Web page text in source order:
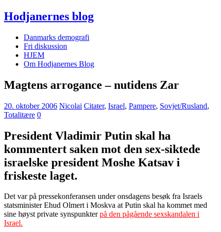
Hodjanernes blog
Danmarks demografi
Fri diskussion
HJEM
Om Hodjanernes Blog
Magtens arrogance – nutidens Zar
20. oktober 2006 Nicolai Citater, Israel, Pampere, Sovjet/Rusland,
Totalitære 0
President Vladimir Putin skal ha
kommentert saken mot den sex-siktede
israelske president Moshe Katsav i
friskeste laget.
Det var på pressekonferansen under onsdagens besøk fra Israels
statsminister Ehud Olmert i Moskva at Putin skal ha kommet med
sine høyst private synspunkterpå den pågående sexskandalen i
Israel.